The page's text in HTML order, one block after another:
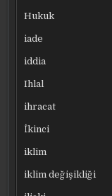
Hukuk
iade
iddia
Ihlal
ihracat
İkinci
iklim
iklim değişikliği